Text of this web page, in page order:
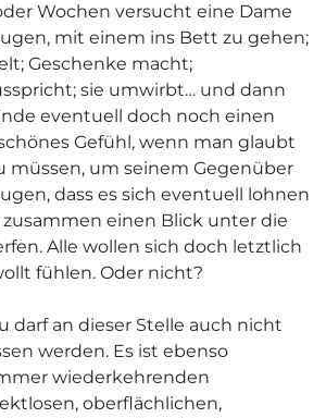
Wochen versucht eine Dame
mit einem ins Bett zu gehen;
Geschenke macht;
sie umwirbt… und dann
eventuell doch noch einen
Gefühl, wenn man glaubt
müssen, um seinem Gegenüber
dass es sich eventuell lohnen
einen Blick unter die
Alle wollen sich doch letztlich
fühlen. Oder nicht?
darf an dieser Stelle auch nicht
werden. Es ist ebenso
wiederkehrenden
oberflächlichen,